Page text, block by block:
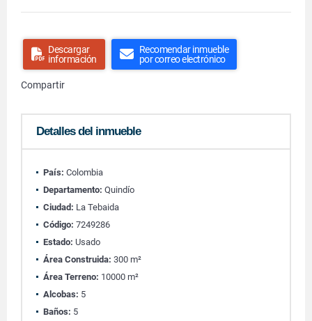
Descargar
información
Recomendar inmueble
por correo electrónico
Compartir
Detalles del inmueble
País: Colombia
Departamento: Quindío
Ciudad: La Tebaida
Código: 7249286
Estado: Usado
Área Construida: 300 m²
Área Terreno: 10000 m²
Alcobas: 5
Baños: 5